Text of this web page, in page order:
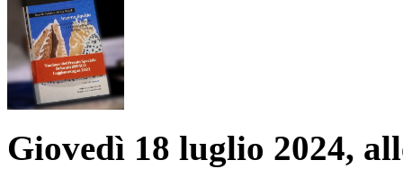
Giovedì 18 luglio 2024,